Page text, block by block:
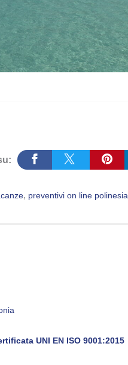
, preventivi on line polinesia
UNI EN ISO 9001:2015